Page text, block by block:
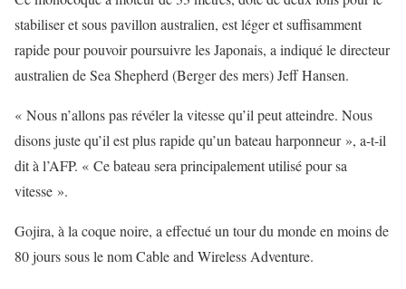
stabiliser et sous pavillon australien, est léger et suffisamment
rapide pour pouvoir poursuivre les Japonais, a indiqué le directeur
australien de Sea Shepherd (Berger des mers) Jeff Hansen.
« Nous n’allons pas révéler la vitesse qu’il peut atteindre. Nous
disons juste qu’il est plus rapide qu’un bateau harponneur », a-t-il
dit à l’AFP. « Ce bateau sera principalement utilisé pour sa
vitesse ».
Gojira, à la coque noire, a effectué un tour du monde en moins de
80 jours sous le nom Cable and Wireless Adventure.